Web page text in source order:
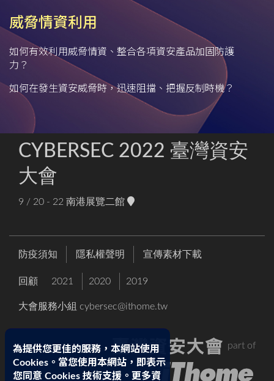
為提供您更佳的服務，本網站使用
Cookies。當您使用本網站，即表示
您同意 Cookies 技術支援。更多資
威脅情資利用
如何有效利用威脅情資、整合各項資安產品加固防護
力？
如何在發生資安威脅時，迅速阻擋、把握反制時機？
CYBERSEC 2022 臺灣資安
大會
9 / 20 - 22 南港展覽二館
防疫須知 隱私權聲明 宣傳素材下載
回顧 2021 2020 2019
大會服務小組 cybersec@ithome.tw
part of